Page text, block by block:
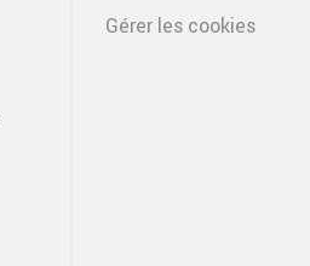
Gérer les cookies